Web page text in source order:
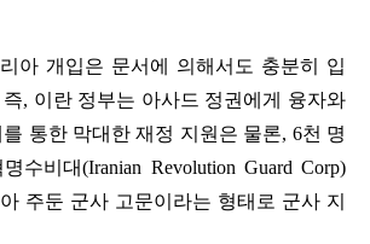
아 개입은 문서에 의해서도 충분히 입
즉, 이란 정부는 아사드 정권에게 융자와
통한 막대한 재정 지원은 물론, 6천 명
수비대(Iranian Revolution Guard Corp)
주둔 군사 고문이라는 형태로 군사 지